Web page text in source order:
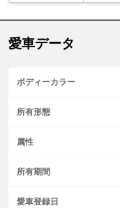
愛車データ
ボディーカラー
所有形態
属性
所有期間
愛車登録日